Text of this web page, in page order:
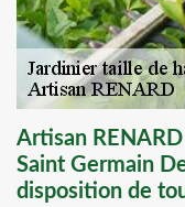
Artisan
Saint Germain
disposition de